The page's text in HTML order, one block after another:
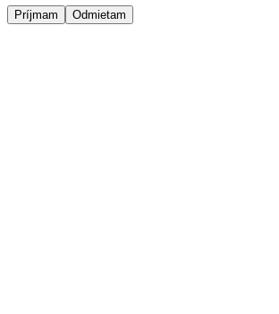
Príjmam Odmietam